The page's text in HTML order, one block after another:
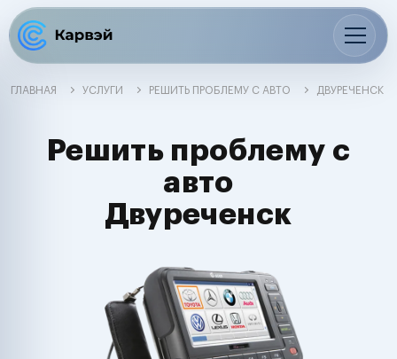
ГЛАВНАЯ УСЛУГИ РЕШИТЬ ПРОБЛЕМУ С АВТО ДВУРЕЧЕНСК
Решить проблему с
авто
Двуреченск